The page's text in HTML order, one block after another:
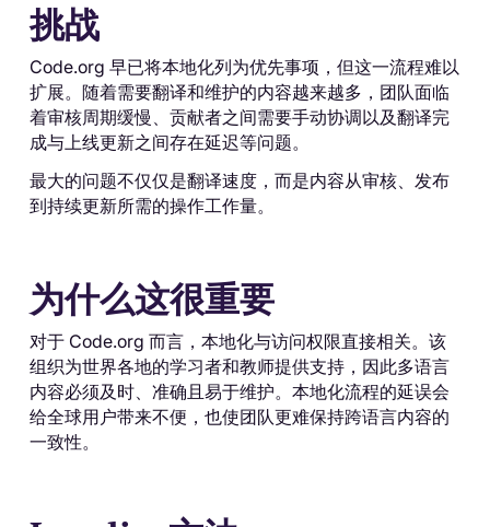
挑战
Code.org 早已将本地化列为优先事项，但这一流程难以
扩展。随着需要翻译和维护的内容越来越多，团队面临
着审核周期缓慢、贡献者之间需要手动协调以及翻译完
成与上线更新之间存在延迟等问题。
最大的问题不仅仅是翻译速度，而是内容从审核、发布
到持续更新所需的操作工作量。
为什么这很重要
对于 Code.org 而言，本地化与访问权限直接相关。该
组织为世界各地的学习者和教师提供支持，因此多语言
内容必须及时、准确且易于维护。本地化流程的延误会
给全球用户带来不便，也使团队更难保持跨语言内容的
一致性。